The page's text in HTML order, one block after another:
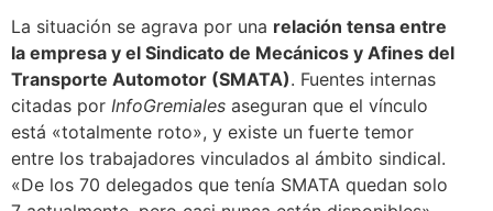
La situación se agrava por una relación tensa entre
la empresa y el Sindicato de Mecánicos y Afines del
Transporte Automotor (SMATA). Fuentes internas
citadas por InfoGremiales aseguran que el vínculo
está «totalmente roto», y existe un fuerte temor
entre los trabajadores vinculados al ámbito sindical.
«De los 70 delegados que tenía SMATA quedan solo